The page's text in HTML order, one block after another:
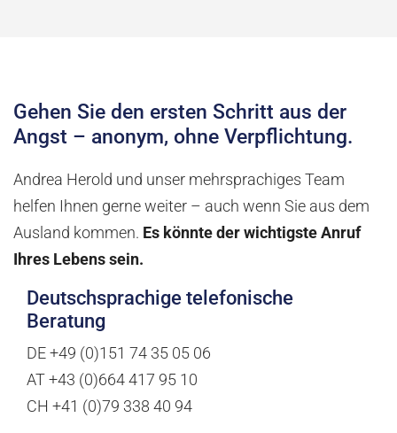
Gehen Sie den ersten Schritt aus der
Angst – anonym, ohne Verpflichtung.
Andrea Herold und unser mehrsprachiges Team
helfen Ihnen gerne weiter – auch wenn Sie aus dem
Ausland kommen. Es könnte der wichtigste Anruf
Ihres Lebens sein.
Deutschsprachige telefonische
Beratung
DE +49 (0)151 74 35 05 06
AT +43 (0)664 417 95 10
CH +41 (0)79 338 40 94